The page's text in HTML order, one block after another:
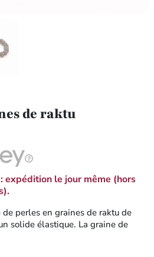
de raktu
expédition le jour même (hors
perles en graines de raktu de
solide élastique. La graine de